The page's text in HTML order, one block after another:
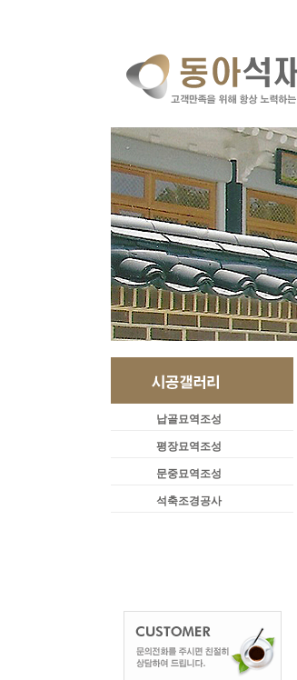
납골묘역조성
평장묘역조성
문중묘역조성
석축조경공사